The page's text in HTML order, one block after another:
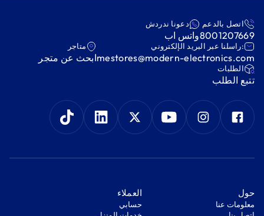
اتصل بالدعم
8001207669
دعونا ندردش
واتس اب
:راسلنا عبر البريد الإلكتروني
mestores@modern-electronics.com
متاجر
ابحث عن متجر
‫الطلبات‬
‫تتبع الطلب‬
‫حول‬
معلومات عنا
‫العملاء‬
‫حسابي‬